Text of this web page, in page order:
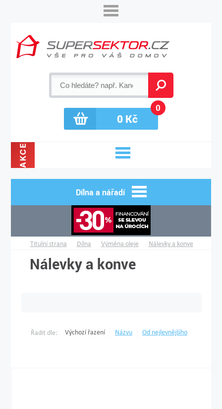
0Kč
0
AKCE
Dílna a nářadí
Titulní strana Dílna Výměna oleje Nálevky a konve
Nálevky a konve
Řadit dle: Výchozí řazení Názvu Od nejlevnějšího